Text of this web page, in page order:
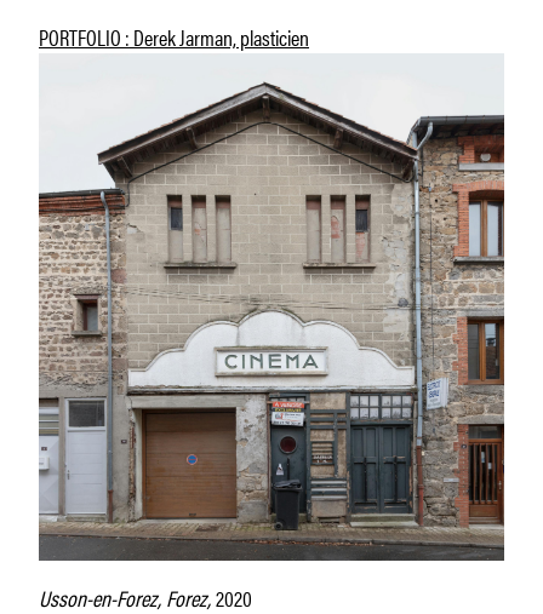
PORTFOLIO : Derek Jarman, plasticien
Usson-en-Forez, Forez,2020